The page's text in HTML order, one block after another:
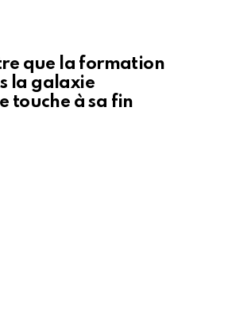
que la formation
la galaxie
touche à sa fin